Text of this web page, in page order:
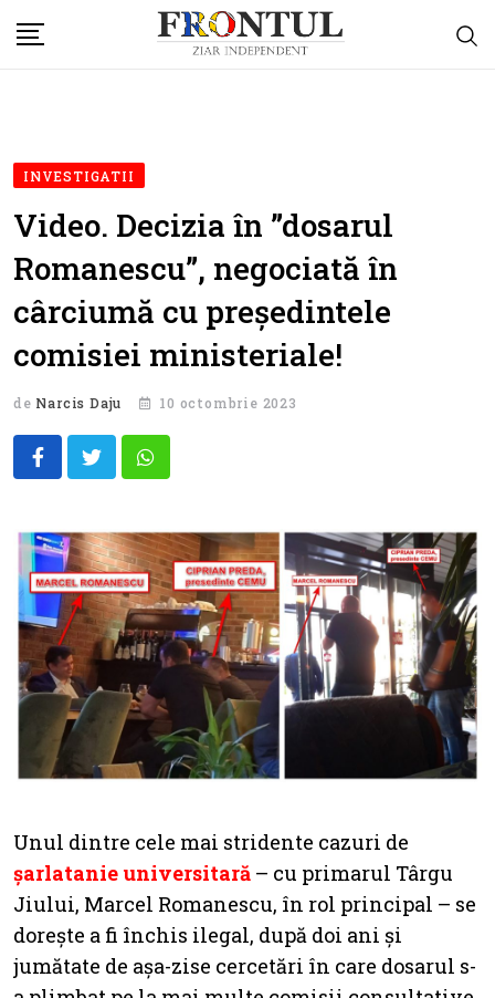
to
INVESTIGATII
Video. Decizia în ”dosarul
Romanescu”, negociată în
cârciumă cu președintele
comisiei ministeriale!
de Narcis Daju 10 octombrie 2023
Whatsapp
Unul dintre cele mai stridente cazuri de
șarlatanie universitară – cu primarul Târgu
Jiului, Marcel Romanescu, în rol principal – se
dorește a fi închis ilegal, după doi ani și
jumătate de așa-zise cercetări în care dosarul s-